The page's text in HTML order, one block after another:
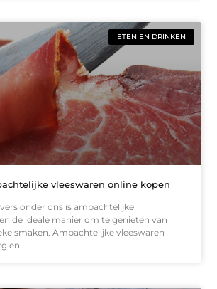
ETEN EN DRINKEN
vleeswaren online kopen
onder ons is ambachtelijke
de ideale manier om te genieten van
smaken. Ambachtelijke vleeswaren
en